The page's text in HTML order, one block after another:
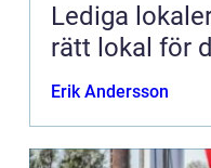
Lediga
rätt lokal för
Erik Andersson